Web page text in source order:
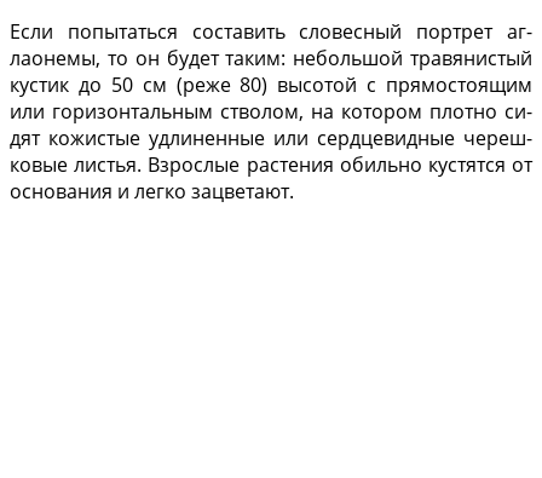
Если попытаться составить словесный портрет аг­
лаонемы, то он будет таким: небольшой травянистый
кустик до 50 см (реже 80) высотой с прямостоящим
или горизонтальным стволом, на котором плотно си­
дят кожистые удлиненные или сердцевидные череш­
ковые листья. Взрослые растения обильно кустятся от
основания и легко зацветают.